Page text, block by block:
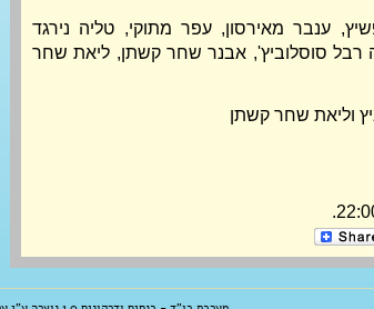
רבל סוסלוביץ', אבנר שחר קשתן,
וליאת שחר קשתן